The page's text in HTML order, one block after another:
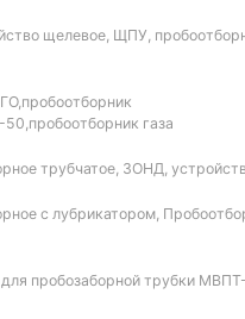
щелевое, ЩПУ,
газа
трубчатое, ЗОНД,
с лубрикатором,
пробозаборной трубки